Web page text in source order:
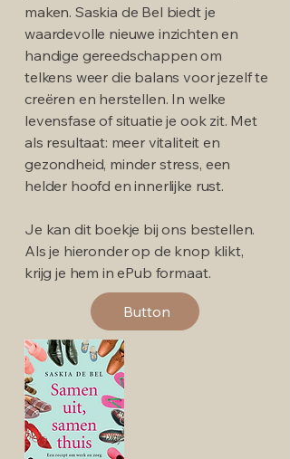
maken. Saskia de Bel biedt je
waardevolle nieuwe inzichten en
handige gereedschappen om
telkens weer die balans voor jezelf te
creëren en herstellen. In welke
levensfase of situatie je ook zit. Met
als resultaat: meer vitaliteit en
gezondheid, minder stress, een
helder hoofd en innerlijke rust.
Je kan dit boekje bij ons bestellen.
Als je hieronder op de knop klikt,
krijg je hem in ePub formaat.
Button